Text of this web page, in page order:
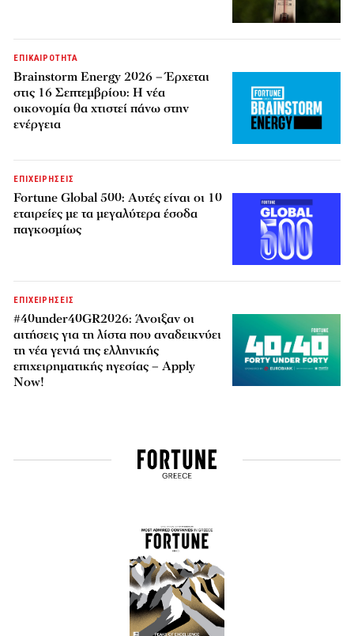
ΕΠΙΚΑΙΡΟΤΗΤΑ
Brainstorm Energy 2026 – Έρχεται
στις 16 Σεπτεμβρίου: Η νέα
οικονομία θα χτιστεί πάνω στην
ενέργεια
ΕΠΙΧΕΙΡΗΣΕΙΣ
Fortune Global 500: Αυτές είναι οι 10
εταιρείες με τα μεγαλύτερα έσοδα
παγκοσμίως
ΕΠΙΧΕΙΡΗΣΕΙΣ
#40under40GR2026: Άνοιξαν οι
αιτήσεις για τη λίστα που αναδεικνύει
τη νέα γενιά της ελληνικής
επιχειρηματικής ηγεσίας – Apply
Now!